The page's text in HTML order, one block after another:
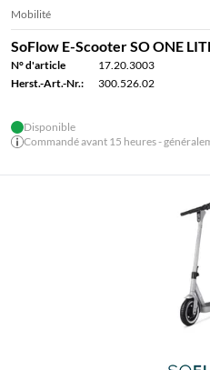
Mobilité
SoFlow E-Scooter SO ONE
N° d'article
17.20.3003
Herst.-Art.-Nr.:
300.526.02
Disponible
Commandé avant 15 heures -